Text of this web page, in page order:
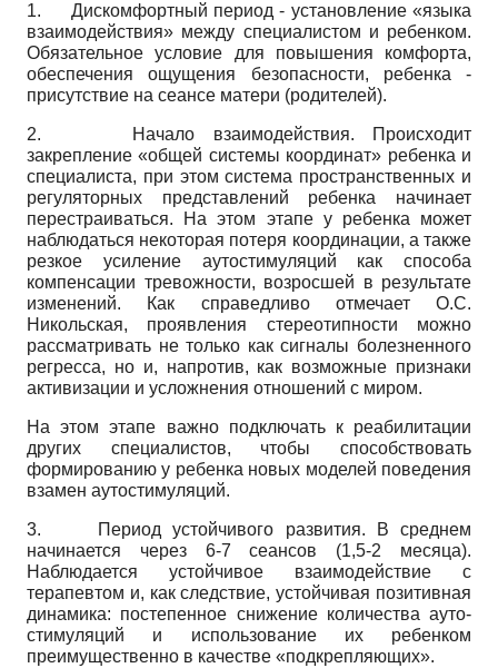
1. Дискомфортный период - установление «языка
взаимодействия» между специалистом и ребенком.
Обязательное условие для повышения комфорта,
обеспечения ощущения безопасности, ребенка -
присутствие на сеансе матери (родителей).
2.
Начало взаимодействия. Происходит
закрепление «общей системы координат» ребенка и
специалиста, при этом система пространственных и
регуляторных представлений ребенка начинает
перестраиваться. На этом этапе у ребенка может
наблюдаться некоторая потеря координации, а также
резкое усиление аутостимуляций как способа
компенсации тревожности, возросшей в результате
изменений. Как справедливо отмечает О.С.
Никольская, проявления стереотипности можно
рассматривать не только как сигналы болезненного
регресса, но и, напротив, как возможные признаки
активизации и усложнения отношений с миром.
На этом этапе важно подключать к реабилитации
других специалистов, чтобы способствовать
формированию у ребенка новых моделей поведения
взамен ауто­стимуляций.
3.
Период устойчивого развития. В среднем
начинается через 6-7 сеансов (1,5-2 месяца).
Наблюдается устойчивое взаимодействие с
терапевтом и, как следствие, устойчивая позитивная
динамика: постепенное снижение количества ауто­
стимуляций и использование их ребенком
преимущественно в качестве «подкрепляющих».